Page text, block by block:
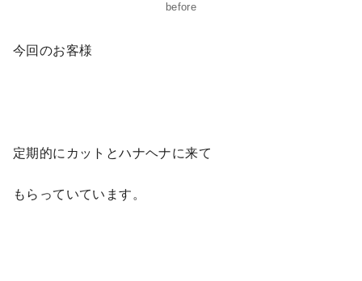
before
今回のお客様
定期的にカットとハナヘナに来て
もらっていています。